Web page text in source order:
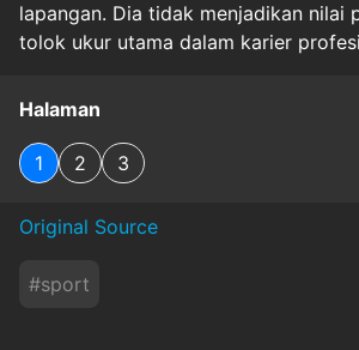
lapangan. Dia tidak menjadikan nilai
tolok ukur utama dalam karier
Halaman
1 2 3
Original Source
#sport